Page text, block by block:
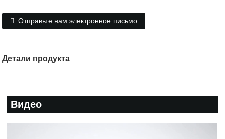
Отправьте нам электронное письмо
Детали продукта
Видео